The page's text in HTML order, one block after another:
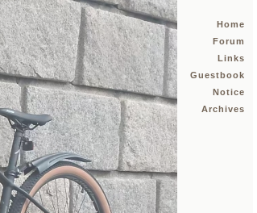
Home
Forum
Links
Guestbook
Notice
Archives